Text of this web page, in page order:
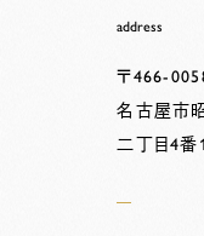
address
〒466-
名古屋市
二丁目4番